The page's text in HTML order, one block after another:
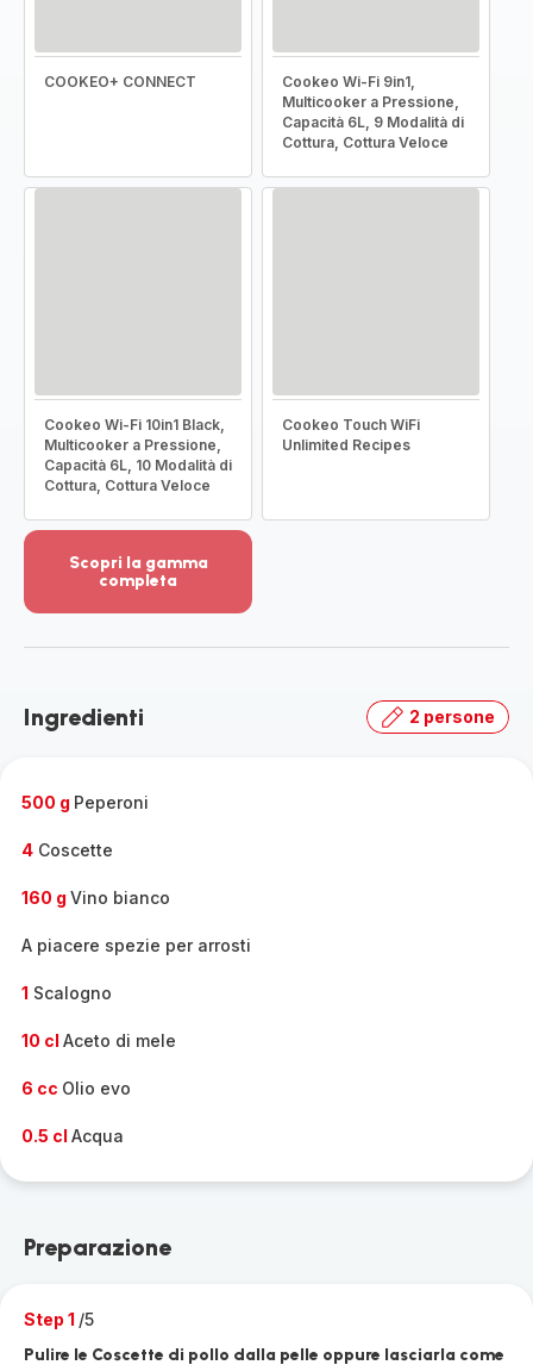
COOKEO+ CONNECT
Cookeo Wi-Fi 9in1,
Multicooker a Pressione,
Capacità 6L, 9 Modalità di
Cottura, Cottura Veloce
Cookeo Wi-Fi 10in1 Black,
Multicooker a Pressione,
Capacità 6L, 10 Modalità di
Cottura, Cottura Veloce
Cookeo Touch WiFi
Unlimited Recipes
Scopri la gamma
completa
dettagli
la
Ingredienti 2 persone
500 g Peperoni
4 Coscette
160 g Vino bianco
A piacere spezie per arrosti
1 Scalogno
10 cl Aceto di mele
6 cc Olio evo
0.5 cl Acqua
Preparazione
Step 1 /5
Pulire le Coscette di pollo dalla pelle oppure lasciarla come